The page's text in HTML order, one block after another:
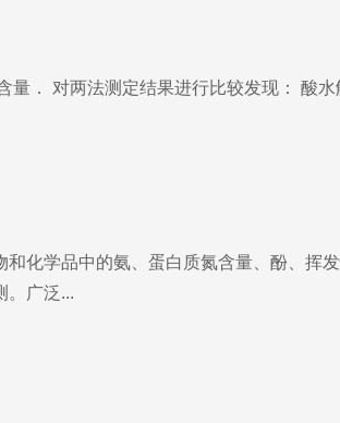
． 对两法测定结果进行比较发现： 酸水
化学品中的氨、蛋白质氮含量、酚、挥
。广泛...